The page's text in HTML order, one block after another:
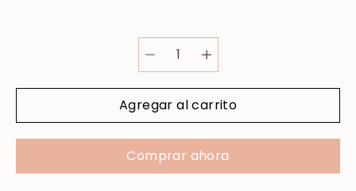
Agregar al carrito
Comprar ahora